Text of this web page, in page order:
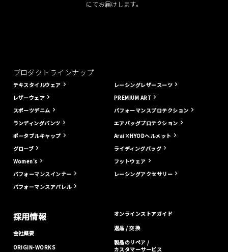
にてお届けします。
プロダクトラインナップ
テキスタイルウェア
レザーウェア
スポーツデニム
ランディングパンツ
ポータブルキャップ
グローブ
Women's
パフォーマンスインナー
パフォーマンスアパレル
レーシングレザースーツ
PREMIUM ART
パフォーマンスプロテクション
エアバッグプロテクション
Arai×HYODヘルメット
ライディングバッグ
フットウェア
レーシングアクセサリー
採用情報
会社概要
ORIGIN-WORKS
オンラインストアガイド
返品 / 交換
製品のリペア /
カスタマーサービス